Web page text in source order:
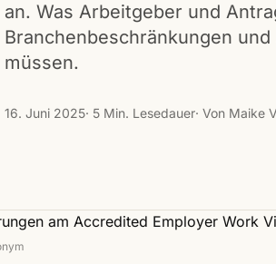
an. Was Arbeitgeber und
Branchenbeschränkungen
müssen.
16. Juni 2025· 5 Min. Lesedauer· Von Maike